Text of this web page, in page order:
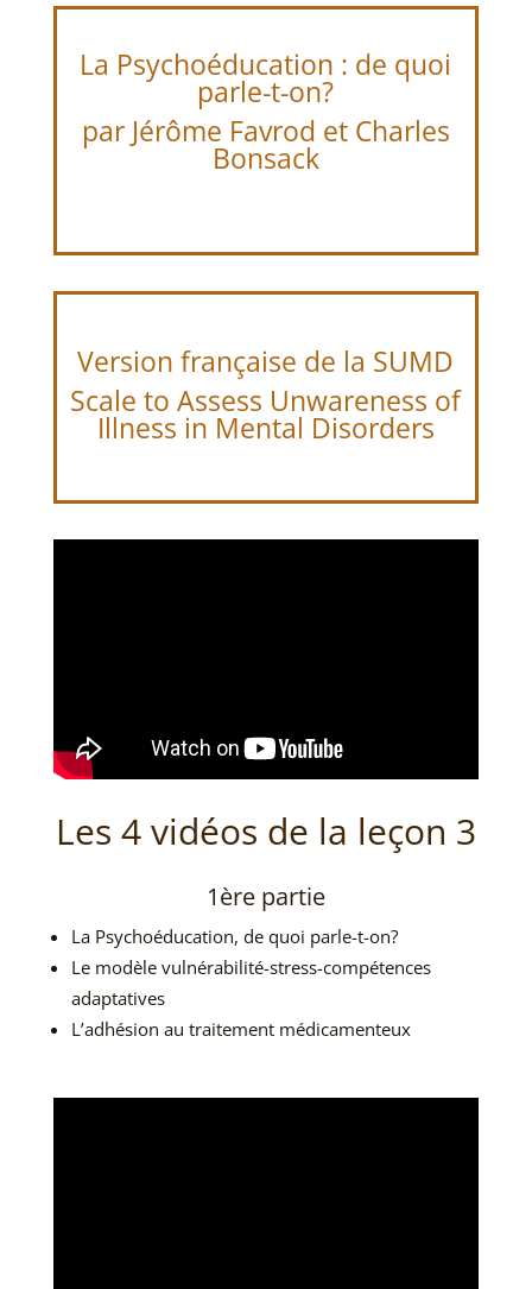
La Psychoéducation : de quoi
parle-t-on?
par Jérôme Favrod et Charles
Bonsack
Version française de la SUMD
Scale to Assess Unwareness of
Illness in Mental Disorders
Les 4 vidéos de la leçon 3
1ère partie
La Psychoéducation, de quoi parle-t-on?
Le modèle vulnérabilité-stress-compétences
adaptatives
L’adhésion au traitement médicamenteux